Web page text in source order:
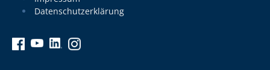
Datenschutzerklärung